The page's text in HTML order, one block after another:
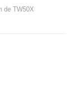
de TW50X